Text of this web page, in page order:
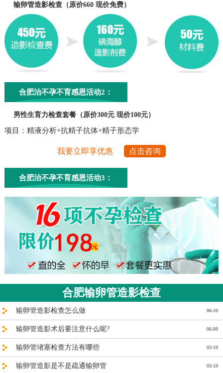
输卵管造影检查（原价660 现价免费）
合肥治不孕不育感恩活动2：
男性生育力检查套餐（原价300元 现价100元）
项目：精液分析+抗精子抗体+精子形态学
我要立即享优惠 点击咨询
合肥治不孕不育感恩活动3：
合肥输卵管造影检查
06-10
输卵管造影检查怎么做
06-09
输卵管造影术后要注意什么呢?
03-19
输卵管堵塞检查方法有哪些
03-19
输卵管造影是不是疏通输卵管